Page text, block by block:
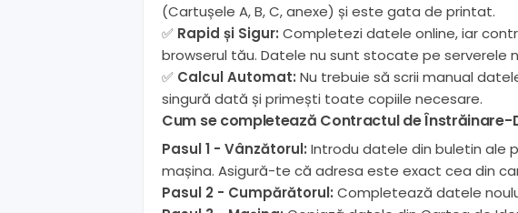
(Cartușele A, B, C, anexe) și este gata de printat.
✅ Rapid și Sigur: Completezi datele online, iar
browserul tău. Datele nu sunt stocate pe serverele
✅ Calcul Automat: Nu trebuie să scrii manual
singură dată și primești toate copiile necesare.
Cum se completează Contractul de Înstrăinare-
Pasul 1 - Vânzătorul: Introdu datele din buletin ale
mașina. Asigură-te că adresa este exact cea din
Pasul 2 - Cumpărătorul: Completează datele